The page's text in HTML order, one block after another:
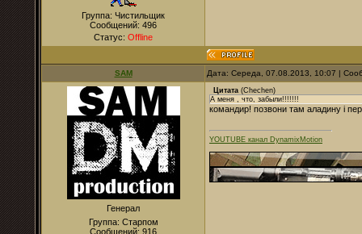
Группа: Чистильщик
Сообщений: 496
Статус: Offline
SAM Дата: Середа, 07.08.2013, 10:07 |
Генерал
Группа: Старпом
Сообщений: 916
Цитата (Chechen)
А меня , что, забыли!!!!!!!
командир! позвони там аладину і
YOUTUBE канал DynamixMotion